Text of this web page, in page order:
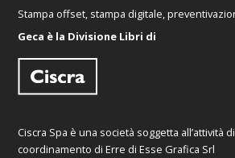
Stampa offset, stampa digitale,
Geca è la Divisione Libri di
Ciscra Spa è una società soggetta all’attività
coordinamento di Erre di Esse Grafica Srl